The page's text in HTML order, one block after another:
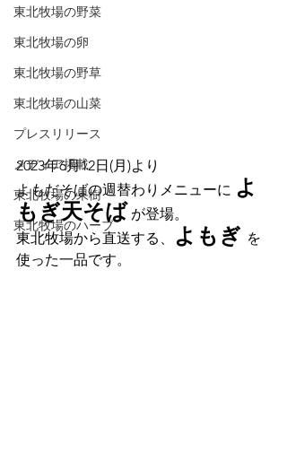
東北牧場の野菜
東北牧場の卵
東北牧場の野草
東北牧場の山菜
プレスリリース
メディア掲載
東北牧場の果樹
東北牧場のハーブ
2023年6月12日(月)より
よもだそばの週替わりメニューに よ
もぎ天そば が登場。
東北牧場から直送する、
よもぎ を
使った一品です。